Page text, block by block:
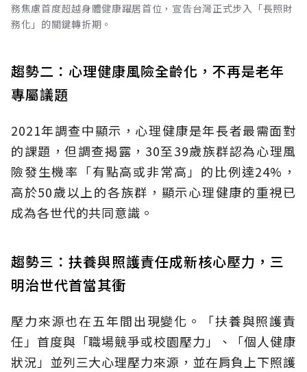
務焦慮首度超越身體健康躍居首位，宣告台灣正式步入「長照財
務化」的關鍵轉折期。
趨勢二：心理健康風險全齡化，不再是老年
專屬議題
2021年調查中顯示，心理健康是年長者最需面對
的課題，但調查揭露，30至39歲族群認為心理風
險發生機率「有點高或非常高」的比例達24%，
高於50歲以上的各族群，顯示心理健康的重視已
成為各世代的共同意識。
趨勢三：扶養與照護責任成新核心壓力，三
明治世代首當其衝
壓力來源也在五年間出現變化。「扶養與照護責
任」首度與「職場競爭或校園壓力」、「個人健康
狀況」並列三大心理壓力來源，並在肩負上下照護